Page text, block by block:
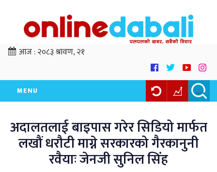
आज :२०८३ श्रावण, २१
MENU
अदालतलाई बाइपास गरेर सिडियो मार्फत
लखौं धरौटी माग्ने सरकारको गैरकानुनी
रवैयाः जेनजी सुनिल सिंह